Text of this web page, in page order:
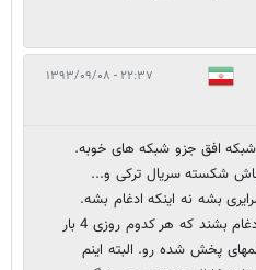
۲۲:۳۷ - ۱۳۹۳/۰۹/۰۸
شبکه افق جزو شبکه های خوبه.
شکسته سریال ترکی و...
بشه نه اینکه ادغام بشه.
شبکه تماشا و نمایش باید ادغام بشند که هر کدوم روزی 4 بار
پخش شده رو. البته اینم